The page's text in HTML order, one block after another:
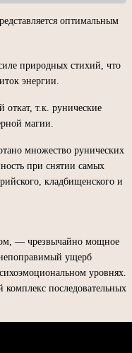
оптимальным
природных стихий, что
энергии.
откат, т.к. рунические
магии.
множество рунических
при снятии самых
кладбищенского и
— чрезвычайно мощное
непоправимый ущерб
уровнях.
комплекс последовательных